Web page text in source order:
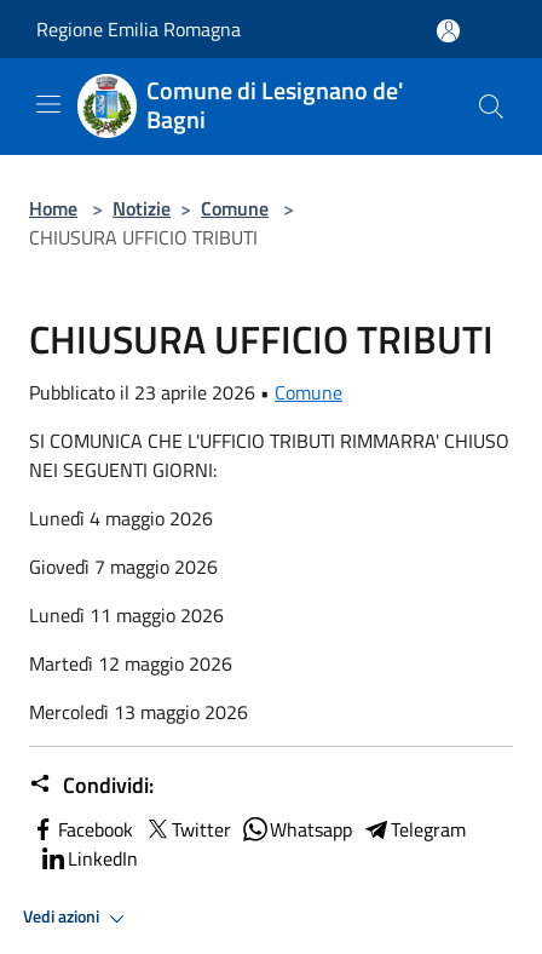
Regione Emilia Romagna
Comune di Lesignano de'
Bagni
Home > Notizie > Comune >
CHIUSURA UFFICIO TRIBUTI
CHIUSURA UFFICIO TRIBUTI
Pubblicato il 23 aprile 2026 • Comune
SI COMUNICA CHE L'UFFICIO TRIBUTI RIMMARRA' CHIUSO
NEI SEGUENTI GIORNI:
Lunedì 4 maggio 2026
Giovedì 7 maggio 2026
Lunedì 11 maggio 2026
Martedì 12 maggio 2026
Mercoledì 13 maggio 2026
Condividi:
Facebook Twitter Whatsapp
Telegram
LinkedIn
Vedi azioni